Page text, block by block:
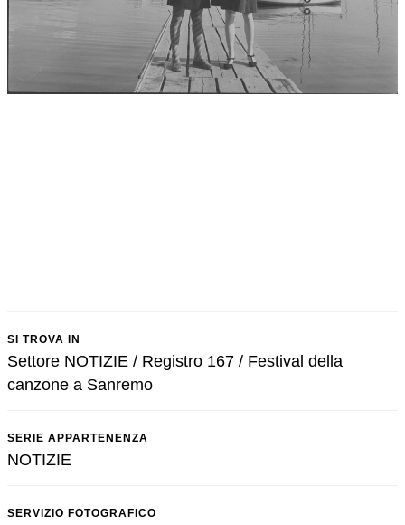
SI TROVA IN
Settore NOTIZIE / Registro 167 / Festival della
canzone a Sanremo
SERIE APPARTENENZA
NOTIZIE
SERVIZIO FOTOGRAFICO